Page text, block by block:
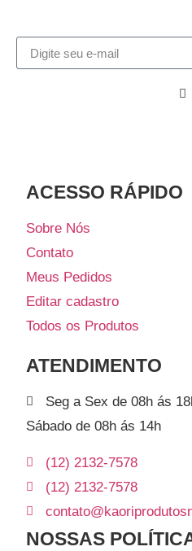
ACESSO RÁPIDO​
Sobre Nós
Contato
Meus Pedidos
Editar cadastro
Todos os Produtos
ATENDIMENTO
Seg a Sex de 08h ás
Sábado de 08h ás 14h
(12) 2132-7578
(12) 2132-7578
NOSSAS